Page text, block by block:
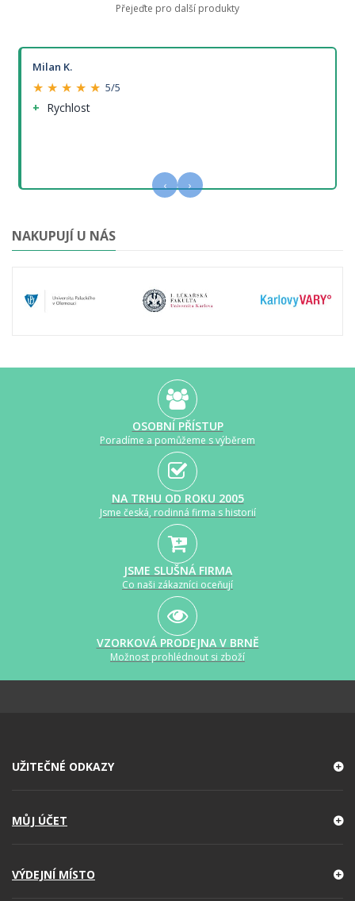
Přejeďte pro další produkty
Milan K.
★ ★ ★ ★ ★ 5/5
Rychlost
‹ ›
NAKUPUJÍ U NÁS
OSOBNÍ PŘÍSTUP
Poradíme a pomůžeme s výběrem
NA TRHU OD ROKU 2005
Jsme česká, rodinná firma s historií
JSME SLUŠNÁ FIRMA
Co naši zákazníci oceňují
VZORKOVÁ PRODEJNA V BRNĚ
Možnost prohlédnout si zboží
UŽITEČNÉ ODKAZY
MŮJ ÚČET
VÝDEJNÍ MÍSTO